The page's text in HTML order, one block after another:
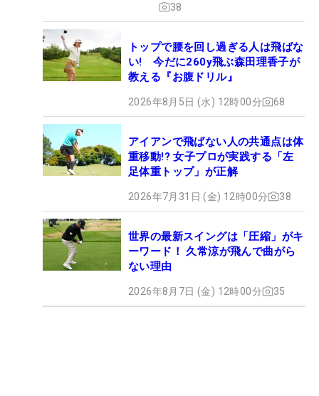
38
トップで腰を回し過ぎる人は飛ばな
い! 今だに260y飛ぶ森田理香子が
教える『お腹ドリル』
2026年8月5日 (水) 12時00分 68
アイアンで飛ばない人の共通点は体
重移動!? 女子プロが実践する「左
足体重トップ」が正解
2026年7月31日 (金) 12時00分 38
世界の最新スイングは「圧縮」がキ
ーワード！ 久常涼が飛んで曲がら
ない理由
2026年8月7日 (金) 12時00分 35